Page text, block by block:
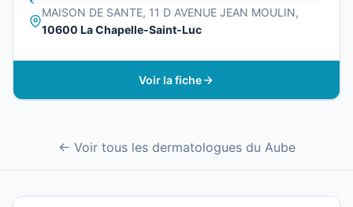
MAISON DE SANTE, 11 D AVENUE JEAN MOULIN,
10600 La Chapelle-Saint-Luc
Voir la fiche
← Voir tous les dermatologues du Aube